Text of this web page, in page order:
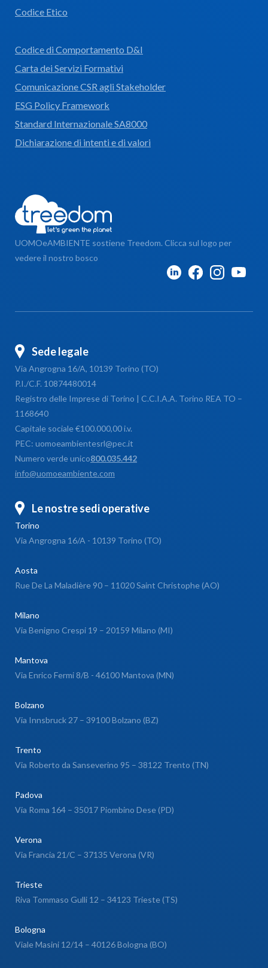
Codice Etico
Codice di Comportamento D&I
Carta dei Servizi Formativi
Comunicazione CSR agli Stakeholder
ESG Policy Framework
Standard Internazionale SA8000
Dichiarazione di intenti e di valori
UOMOeAMBIENTE sostiene Treedom. Clicca sul logo per
vedere il nostro bosco
Sede legale
Via Angrogna 16/A, 10139 Torino (TO)
P.I./C.F. 10874480014
Registro delle Imprese di Torino | C.C.I.A.A. Torino REA TO –
1168640
Capitale sociale €100.000,00 i.v.
PEC: uomoeambientesrl@pec.it
Numero verde unico800.035.442
info@uomoeambiente.com
Le nostre sedi operative
Torino
Via Angrogna 16/A - 10139 Torino (TO)
Aosta
Rue De La Maladière 90 – 11020 Saint Christophe (AO)
Milano
Via Benigno Crespi 19 – 20159 Milano (MI)
Mantova
Via Enrico Fermi 8/B - 46100 Mantova (MN)
Bolzano
Via Innsbruck 27 – 39100 Bolzano (BZ)
Trento
Via Roberto da Sanseverino 95 – 38122 Trento (TN)
Padova
Via Roma 164 – 35017 Piombino Dese (PD)
Verona
Via Francia 21/C – 37135 Verona (VR)
Trieste
Riva Tommaso Gulli 12 – 34123 Trieste (TS)
Bologna
Viale Masini 12/14 – 40126 Bologna (BO)